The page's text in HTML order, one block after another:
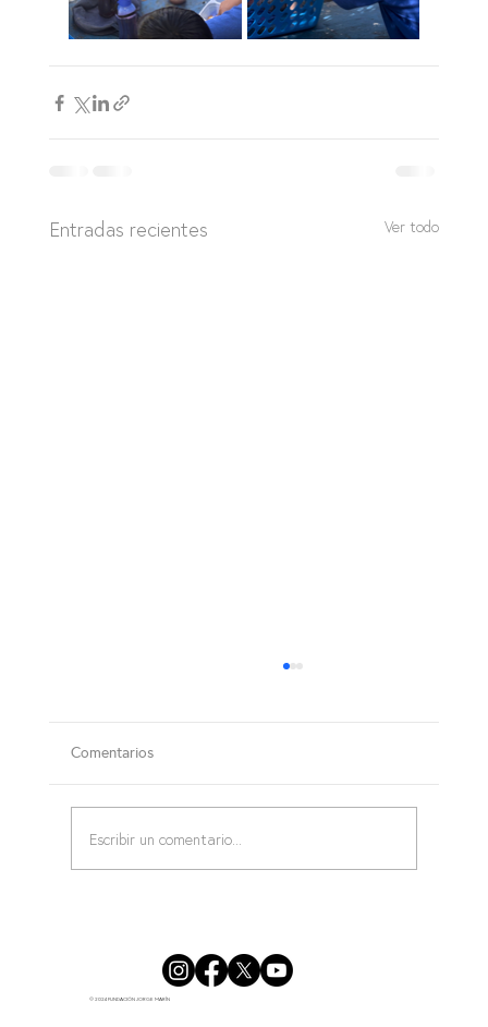
Entradas recientes Ver todo
Comentarios
Escribir un comentario...
© 2024 FUNDACIÓN JORGE MARÍN